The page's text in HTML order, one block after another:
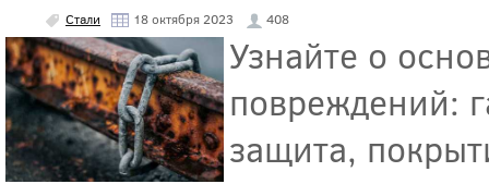
Стали 18 октября 2023 408
Узнайте о
повреждений:
защита,